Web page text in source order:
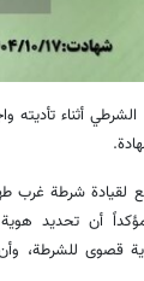
أثناء تأديته
لقيادة شرطة غرب
أن تحديد
قصوى للشرطة،